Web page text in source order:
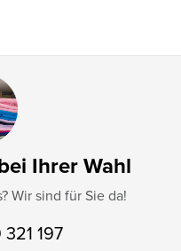
Ihrer Wahl
Wir sind für Sie da!
197